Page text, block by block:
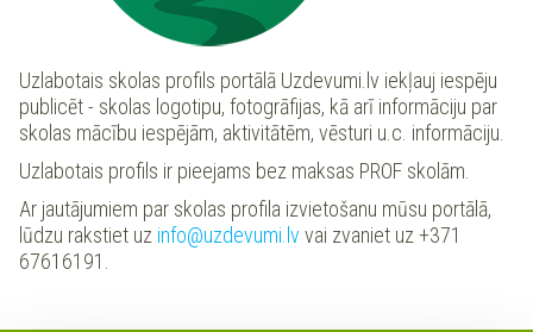
Uzlabotais skolas profils portālā Uzdevumi.lv iekļauj iespēju
publicēt - skolas logotipu, fotogrāfijas, kā arī informāciju par
skolas mācību iespējām, aktivitātēm, vēsturi u.c. informāciju.
Uzlabotais profils ir pieejams bez maksas PROF skolām.
Ar jautājumiem par skolas profila izvietošanu mūsu portālā,
lūdzu rakstiet uz info@uzdevumi.lv vai zvaniet uz +371
67616191.